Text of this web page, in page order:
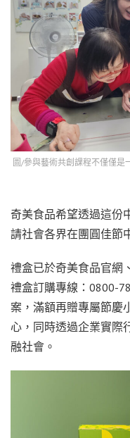
圖/參與藝術共創課程不僅僅是
奇美食品希望透過這份
請社會各界在團圓佳節
禮盒已於奇美食品官網
禮盒訂購專線：0800-
案，滿額再贈專屬節慶
心，同時透過企業實際
融社會。